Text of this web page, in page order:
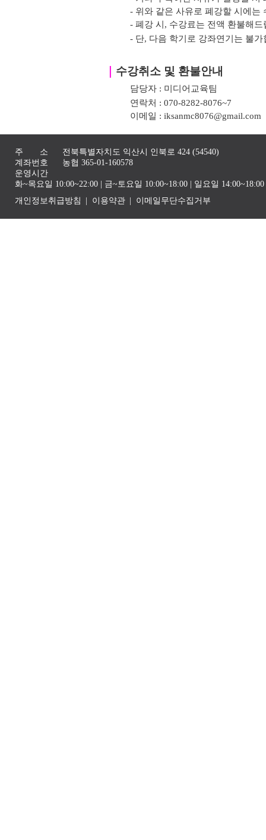
- 위와 같은 사유로 폐강할 시에는
- 폐강 시, 수강료는 전액 환불해
- 단, 다음 학기로 강좌연기는 불가
수강취소 및 환불안내
담당자 : 미디어교육팀
연락처 : 070-8282-8076~7
이메일 : iksanmc8076@gmail.com
주 소
전북특별자치도 익산시 인북로 424 (54540)
계좌번호
농협 365-01-160578
운영시간
화~목요일 10:00~22:00 | 금~토요일 10:00~18:00 | 일요일
개인정보취급방침
이용약관 이메일무단수집거부